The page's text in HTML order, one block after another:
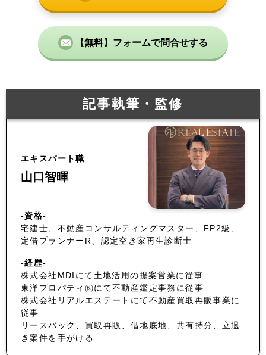
【無料】フォームで問合せする
記事執筆・監修
エキスパート職
山口智暉
-資格-
宅建士、不動産コンサルティングマスター、FP2級、
定借プランナーR、認定空き家再生診断士
-経歴-
株式会社MDIにて土地活用の提案営業に従事
東洋プロパティ㈱にて不動産鑑定事務に従事
株式会社リアルエステートにて不動産買取再販事業に
従事
リースバック、買取再販、借地底地、共有持分、立退
き案件を手がける